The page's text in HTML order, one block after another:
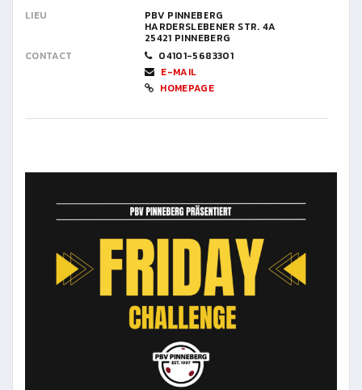
LIEU PBV PINNEBERG
HARDERSLEBENER STR. 4A
25421 PINNEBERG
CONTACT
04101-5683301
E-MAIL
HOMEPAGE